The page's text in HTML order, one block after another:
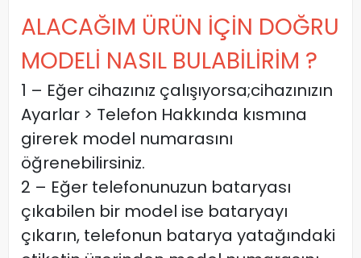
ALACAĞIM ÜRÜN İÇİN DOĞRU
MODELİ NASIL BULABİLİRİM ?
1 – Eğer cihazınız çalışıyorsa;cihazınızın
Ayarlar > Telefon Hakkında kısmına
girerek model numarasını
öğrenebilirsiniz.
2 – Eğer telefonunuzun bataryası
çıkabilen bir model ise bataryayı
çıkarın, telefonun batarya yatağındaki